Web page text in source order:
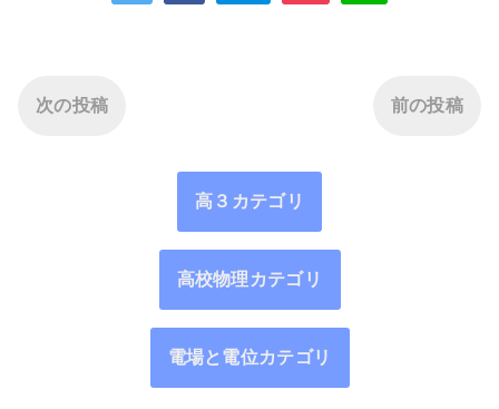
次の投稿 前の投稿
高３カテゴリ
高校物理カテゴリ
電場と電位カテゴリ